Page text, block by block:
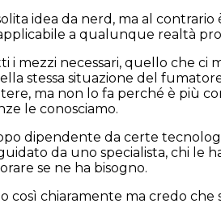
idea da nerd, ma al contrario
a qualunque realtà
i mezzi necessari, quello che ci
stessa situazione del
ma non lo fa perché è più
le conosciamo.
dipendente da certe
da uno specialista, chi le
se ne ha bisogno.
così chiaramente ma credo che